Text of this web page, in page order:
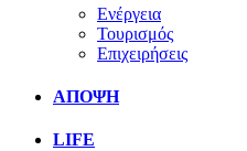
Ενέργεια
Τουρισμός
Επιχειρήσεις
ΑΠΟΨΗ
LIFE